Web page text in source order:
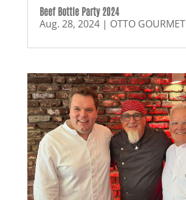
Beef Bottle Party 2024
Aug. 28, 2024| OTTO GOURMET